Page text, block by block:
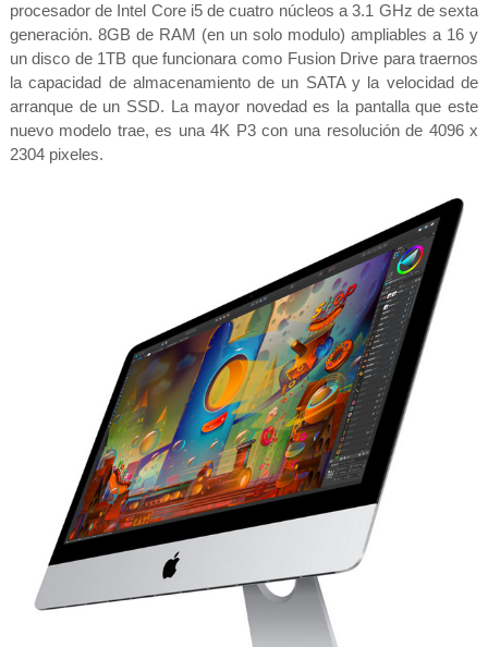
procesador de Intel Core i5 de cuatro núcleos a 3.1 GHz de sexta
generación. 8GB de RAM (en un solo modulo) ampliables a 16 y
un disco de 1TB que funcionara como Fusion Drive para traernos
la capacidad de almacenamiento de un SATA y la velocidad de
arranque de un SSD. La mayor novedad es la pantalla que este
nuevo modelo trae, es una 4K P3 con una resolución de 4096 x
2304 pixeles.